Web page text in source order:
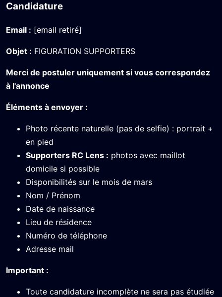
Candidature
Email : [email retiré]
Objet : FIGURATION SUPPORTERS
Merci de postuler uniquement si vous correspondez
à l'annonce
Éléments à envoyer :
Photo récente naturelle (pas de selfie) : portrait +
en pied
Supporters RC Lens : photos avec maillot
domicile si possible
Disponibilités sur le mois de mars
Nom / Prénom
Date de naissance
Lieu de résidence
Numéro de téléphone
Adresse mail
Important :
Toute candidature incomplète ne sera pas étudiée